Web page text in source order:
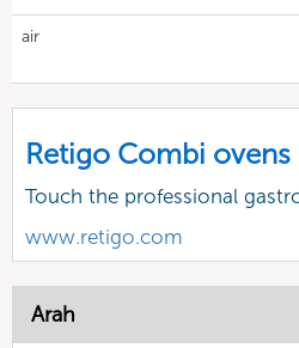
air
Retigo Combi ovens
Touch the professional
www.retigo.com
Arah